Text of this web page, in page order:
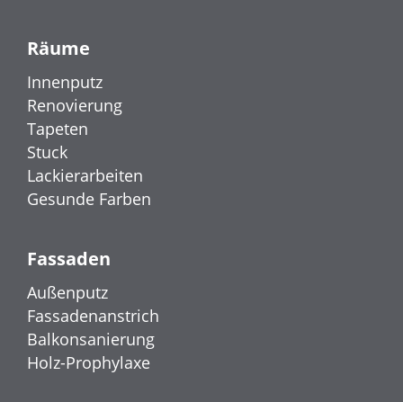
Räume
Innenputz
Renovierung
Tapeten
Stuck
Lackierarbeiten
Gesunde Farben
Fassaden
Außenputz
Fassadenanstrich
Balkonsanierung
Holz-Prophylaxe